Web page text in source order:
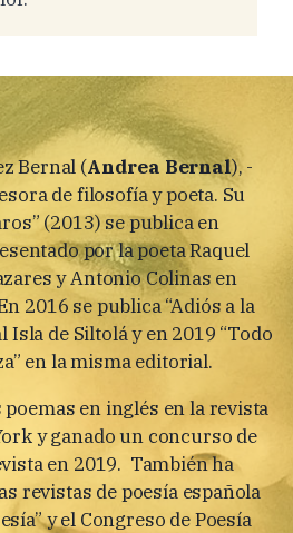
Bernal (Andrea Bernal), -
de filosofía y poeta. Su
(2013) se publica en
por la poeta Raquel
y Antonio Colinas en
2016 se publica “Adiós a la
Isla de Siltolá y en 2019 “Todo
en la misma editorial.
en inglés en la revista
y ganado un concurso de
en 2019. También ha
revistas de poesía española
y el Congreso de Poesía